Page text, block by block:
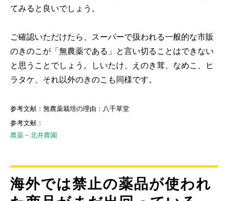
てみると良いでしょう。
ご確認いただけたら、スーパーで扱われる一般的な市販
のきのこが「無農薬である」と言い切ることはできない
と思うことでしょう。しいたけ、えのき茸、なめこ、ヒ
ラタケ、それ以外のきのこも同様です。
参考文献：無農薬栽培の理由：八千草堂
参考文献：
農薬 – 北井農園
海外では禁止の薬品が使われ